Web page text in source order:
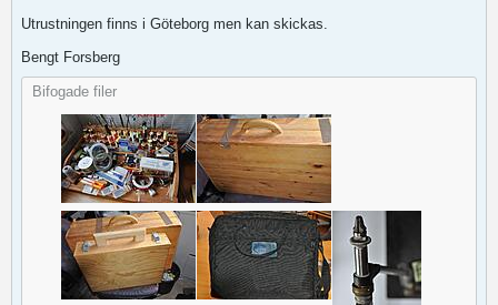
Utrustningen finns i Göteborg men kan skickas.
Bengt Forsberg
Bifogade filer